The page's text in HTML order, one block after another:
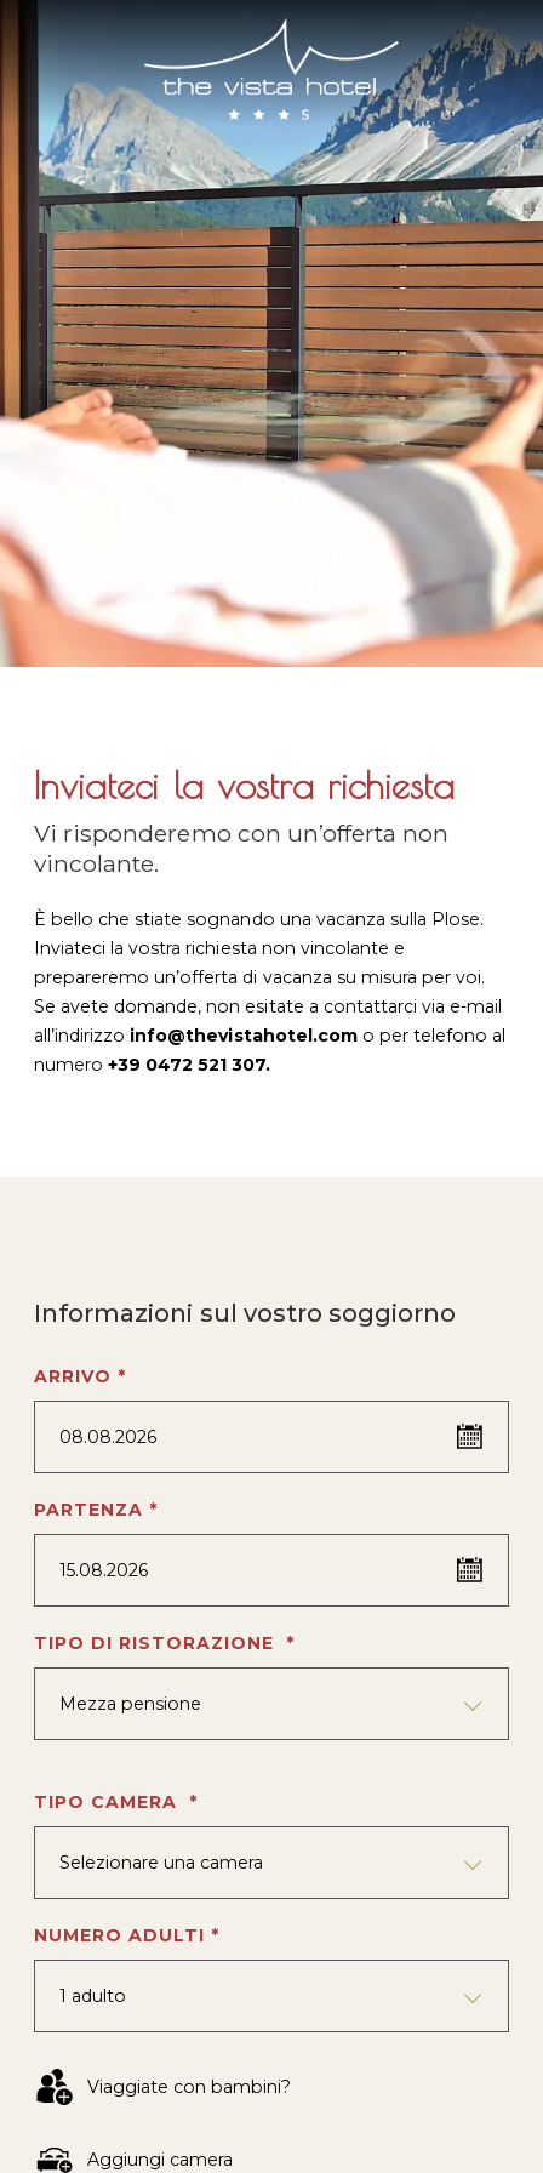
Inviateci la vostra richiesta
Vi risponderemo con un’offerta non
vincolante.
È bello che stiate sognando una vacanza sulla Plose.
Inviateci la vostra richiesta non vincolante e
prepareremo un’offerta di vacanza su misura per voi.
Se avete domande, non esitate a contattarci via e-mail
all’indirizzo info@thevistahotel.como per telefono al
numero+39 0472 521 307.
Informazioni sul vostro soggiorno
ARRIVO *
08.08.2026
PARTENZA *
15.08.2026
TIPO DI RISTORAZIONE *
Mezza pensione
TIPO CAMERA *
Selezionare una camera
NUMERO ADULTI *
1 adulto
Viaggiate con bambini?
Aggiungi camera